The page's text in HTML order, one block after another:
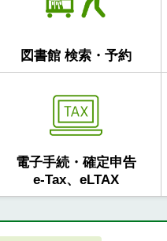
図書館 検索・予約
電子手続・確定申告
e-Tax、eLTAX